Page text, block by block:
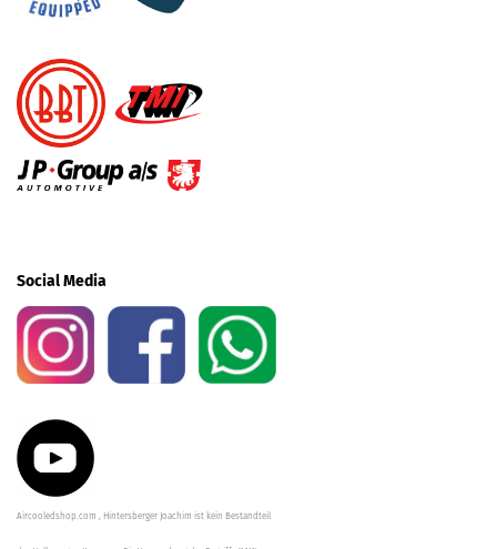
Social Media
Aircooledshop.com , Hintersberger Joachim ist kein Bestandteil